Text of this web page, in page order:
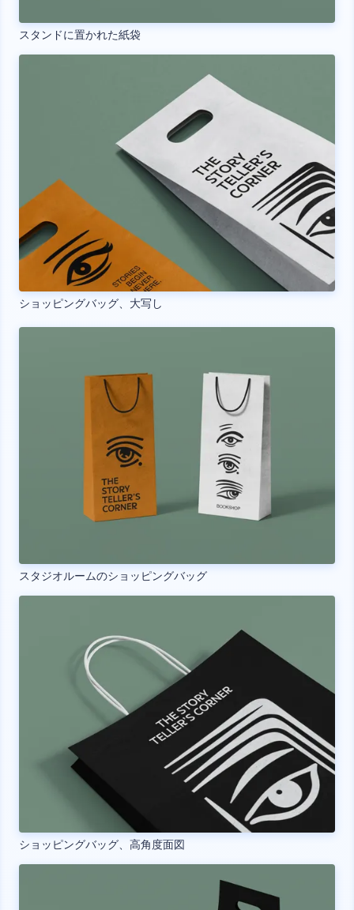
スタンドに置かれた紙袋
ショッピングバッグ、大写し
スタジオルームのショッピングバッグ
ショッピングバッグ、高角度面図